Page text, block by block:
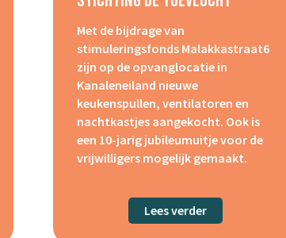
Tekenen voor kinderen
Met de bijdrage van
stimuleringsfonds Malakkastraat6
zijn op de opvanglocatie in
Kanaleneiland nieuwe
keukenspullen, ventilatoren en
nachtkastjes aangekocht. Ook is
een 10-jarig jubileumuitje voor de
vrijwilligers mogelijk gemaakt.
Lees verderabout